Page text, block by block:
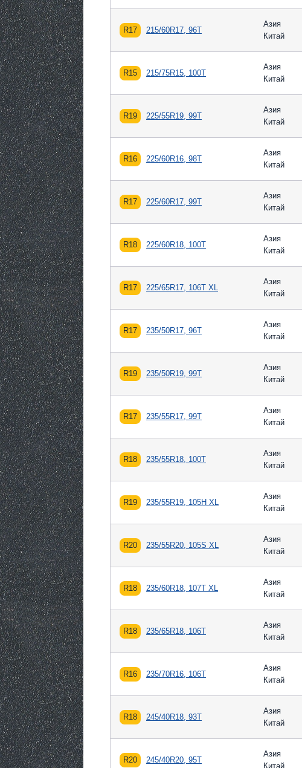
R17 215/60R17, 96T
Азия
Китай
R15 215/75R15, 100T
Азия
Китай
R19 225/55R19, 99T
Азия
Китай
R16 225/60R16, 98T
Азия
Китай
R17 225/60R17, 99T
Азия
Китай
R18 225/60R18, 100T
Азия
Китай
R17 225/65R17, 106T XL
Азия
Китай
R17 235/50R17, 96T
Азия
Китай
R19 235/50R19, 99T
Азия
Китай
R17 235/55R17, 99T
Азия
Китай
R18 235/55R18, 100T
Азия
Китай
R19 235/55R19, 105H XL
Азия
Китай
R20 235/55R20, 105S XL
Азия
Китай
R18 235/60R18, 107T XL
Азия
Китай
R18 235/65R18, 106T
Азия
Китай
R16 235/70R16, 106T
Азия
Китай
R18 245/40R18, 93T
Азия
Китай
R20 245/40R20, 95T
Азия
Китай